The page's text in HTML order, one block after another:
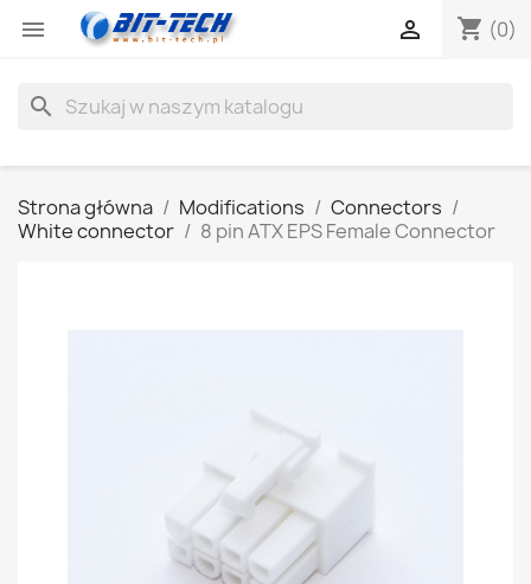
 shopping_cart (0)

search
Strona główna Modifications
Connectors
White connector
8 pin ATX EPS Female Connector